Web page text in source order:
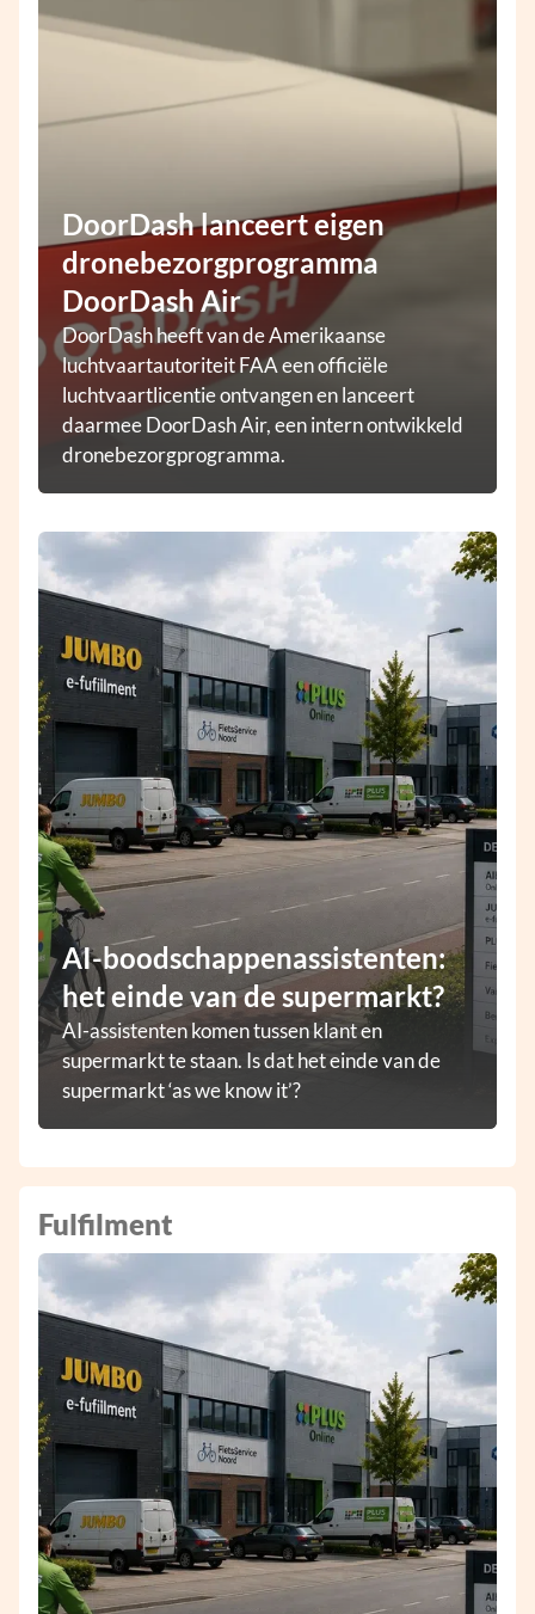
AI-boodschappenassistenten:
het einde van de supermarkt?
AI-assistenten komen tussen klant en
supermarkt te staan. Is dat het einde van de
supermarkt ‘as we know it’?
DoorDash lanceert eigen
dronebezorgprogramma
DoorDash Air
DoorDash heeft van de Amerikaanse
luchtvaartautoriteit FAA een officiële
luchtvaartlicentie ontvangen en lanceert
daarmee DoorDash Air, een intern ontwikkeld
dronebezorgprogramma.
Fulfilment